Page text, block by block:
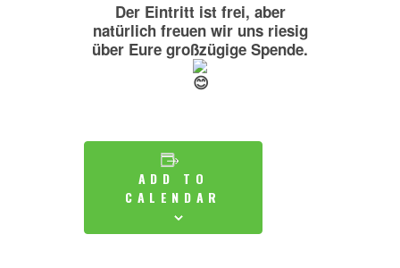
Der Eintritt ist frei, aber
natürlich freuen wir uns riesig
über Eure großzügige Spende.
ADD TO
CALENDAR